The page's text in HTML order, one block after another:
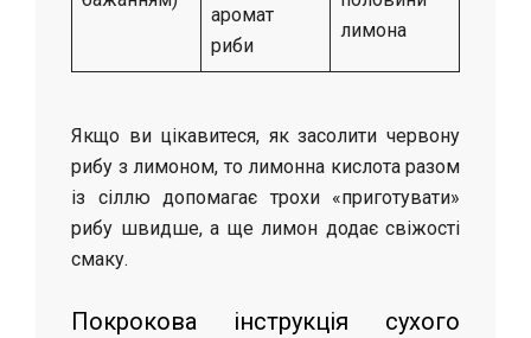
аромат
риби
лимона
Якщо ви цікавитеся, як засолити червону
рибу з лимоном, то лимонна кислота разом
із сіллю допомагає трохи «приготувати»
рибу швидше, а ще лимон додає свіжості
смаку.
Покрокова інструкція сухого